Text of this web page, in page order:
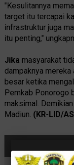
"Kesulitannya
target itu tercapai
infrastruktur juga
itu penting,"
Jika masyarakat
dampaknya mereka
besar ketika
Pemkab Ponorogo
maksimal.
Madiun. (KR-LID/